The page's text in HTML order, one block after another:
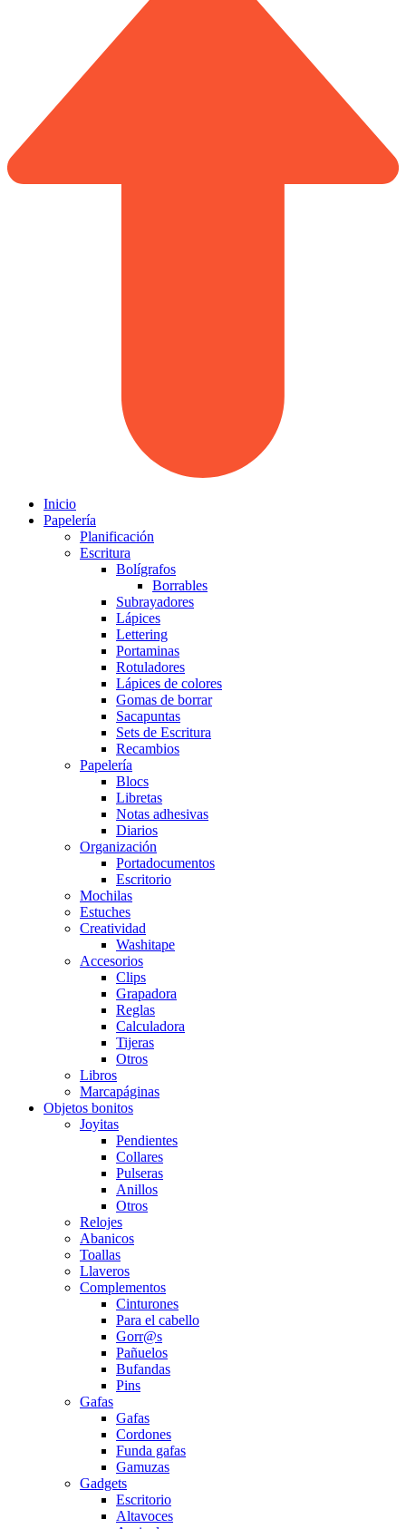
Inicio
Papelería
Planificación
Escritura
Bolígrafos
Borrables
Subrayadores
Lápices
Lettering
Portaminas
Rotuladores
Lápices de colores
Gomas de borrar
Sacapuntas
Sets de Escritura
Recambios
Papelería
Blocs
Libretas
Notas adhesivas
Diarios
Organización
Portadocumentos
Escritorio
Mochilas
Estuches
Creatividad
Washitape
Accesorios
Clips
Grapadora
Reglas
Calculadora
Tijeras
Otros
Libros
Marcapáginas
Objetos bonitos
Joyitas
Pendientes
Collares
Pulseras
Anillos
Otros
Relojes
Abanicos
Toallas
Llaveros
Complementos
Cinturones
Para el cabello
Gorr@s
Pañuelos
Bufandas
Pins
Gafas
Gafas
Cordones
Funda gafas
Gamuzas
Gadgets
Escritorio
Altavoces